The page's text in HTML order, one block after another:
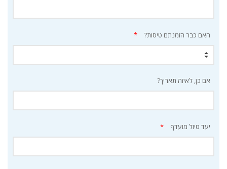
האם כבר הזמנתם טיסות? *
אם כן, לאיזה תאריך?
יעד טיול מועדף *